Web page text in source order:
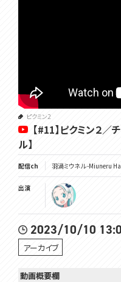
ピクミン2
【#11】ピクミン２
ル】
配信ch 羽渦ミウネル -Miuneru
出演
2023/10/10
アーカイブ
動画概要欄